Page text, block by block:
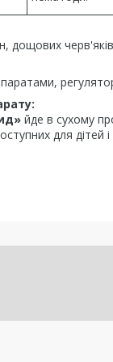
дощових
йде в сухому
для